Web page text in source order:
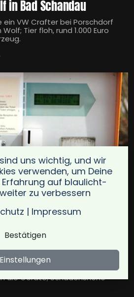
in Bad Schandau
ein VW Crafter bei Porschdorf
Tier floh, rund 1.000 Euro
aus parkscheinautomaten
/ Foto: Antranias
Parkscheinautomaten in
aus zwei
Bad Schandau-Waltersdorf.
die Geräte; Schadenshöhe
uns wichtig, und wir
verwenden, um Deine
auf blaulicht-
zu verbessern
| Impressum
Bestätigen
Einstellungen